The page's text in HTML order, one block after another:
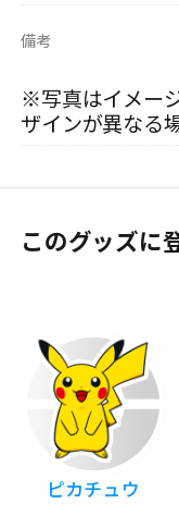
備考
※写真はイメー
ザインが異なる
このグッズに
ピカチュウ